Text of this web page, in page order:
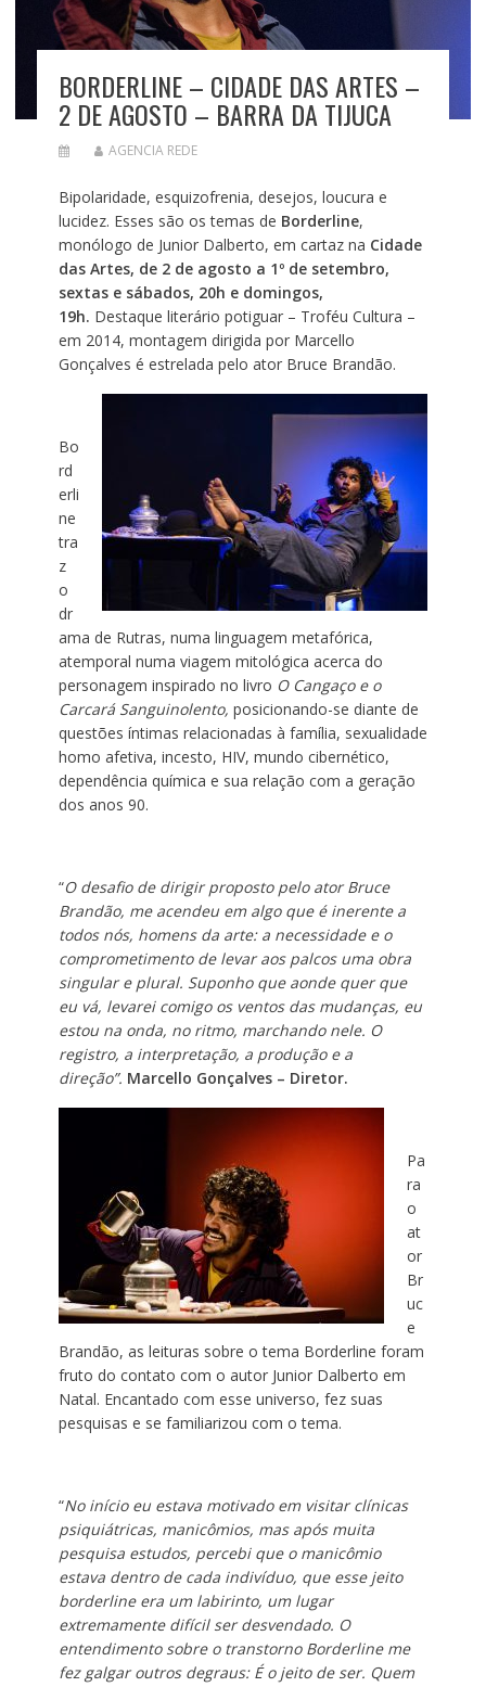
BORDERLINE – CIDADE DAS ARTES –
2 DE AGOSTO – BARRA DA TIJUCA
AGENCIA REDE
Bipolaridade, esquizofrenia, desejos, loucura e
lucidez. Esses são os temas de Borderline,
monólogo de Junior Dalberto, em cartaz na Cidade
das Artes, de 2 de agosto a 1º de setembro,
sextas e sábados, 20h e domingos,
19h. Destaque literário potiguar – Troféu Cultura –
em 2014, montagem dirigida por Marcello
Gonçalves é estrelada pelo ator Bruce Brandão.
Bo
rd
erli
ne
tra
z
o
dr
ama de Rutras, numa linguagem metafórica,
atemporal numa viagem mitológica acerca do
personagem inspirado no livro O Cangaço e o
Carcará Sanguinolento, posicionando-se diante de
questões íntimas relacionadas à família, sexualidade
homo afetiva, incesto, HIV, mundo cibernético,
dependência química e sua relação com a geração
dos anos 90.
“O desafio de dirigir proposto pelo ator Bruce
Brandão, me acendeu em algo que é inerente a
todos nós, homens da arte: a necessidade e o
comprometimento de levar aos palcos uma obra
singular e plural. Suponho que aonde quer que
eu vá, levarei comigo os ventos das mudanças, eu
estou na onda, no ritmo, marchando nele. O
registro, a interpretação, a produção e a
direção”. Marcello Gonçalves – Diretor.
Pa
ra
o
at
or
Br
uc
e
Brandão, as leituras sobre o tema Borderline foram
fruto do contato com o autor Junior Dalberto em
Natal. Encantado com esse universo, fez suas
pesquisas e se familiarizou com o tema.
“No início eu estava motivado em visitar clínicas
psiquiátricas, manicômios, mas após muita
pesquisa estudos, percebi que o manicômio
estava dentro de cada indivíduo, que esse jeito
borderline era um labirinto, um lugar
extremamente difícil ser desvendado. O
entendimento sobre o transtorno Borderline me
fez galgar outros degraus: É o jeito de ser. Quem